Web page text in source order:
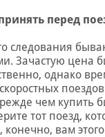
перед
следования
Зачастую цена
однако
чем купить
тот поезд,
вам этого